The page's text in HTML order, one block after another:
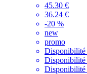
45.30 €
36.24 €
-20 %
new
promo
Disponibilité
Disponibilité
Disponibilité